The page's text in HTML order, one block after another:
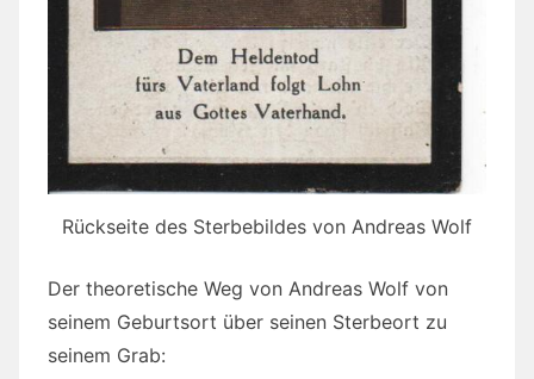
Rückseite des Sterbebildes von Andreas Wolf
Der theoretische Weg von Andreas Wolf von
seinem Geburtsort über seinen Sterbeort zu
seinem Grab: